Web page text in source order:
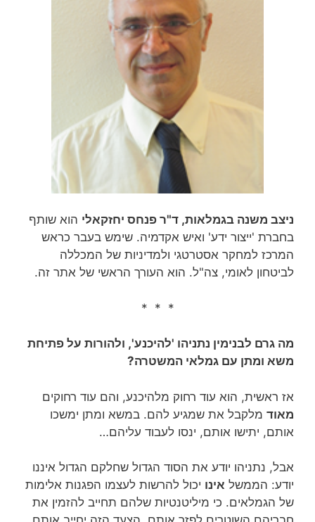
ניצב משנה בגמלאות, ד"ר פנחס יחזקאלי הוא שותף
בחברת 'ייצור ידע' ואיש אקדמיה. שימש בעבר כראש
המרכז למחקר אסטרטגי ולמדיניות של המכללה
לביטחון לאומי, צה"ל. הוא העורך הראשי של אתר זה.
* * *
מה גרם לבנימין נתניהו 'להיכנע', ולהורות על פתיחת
משא ומתן עם גמלאי המשטרה?
אז ראשית, הוא עוד רחוק מלהיכנע, והם עוד רחוקים
מאוד מלקבל את שמגיע להם. במשא ומתן ימשכו
אותם, יתישו אותם, ינסו לעבוד עליהם…
אבל, נתניהו יודע את הסוד הגדול שחלקם הגדול איננו
יודע: הממשל אינו יכול להרשות לעצמו הפגנות אלימות
של הגמלאים. כי מיליטנטיות שלהם תחייב להזמין את